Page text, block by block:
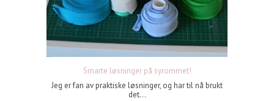
Smarte løsninger på syrommet!
Jeg er fan av praktiske løsninger, og har til nå brukt
det...